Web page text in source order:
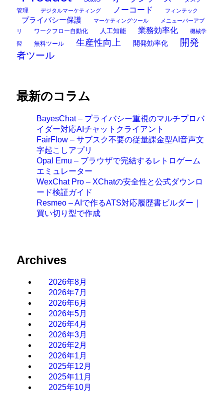
管理
デジタルマーケティング ノーコード フィンテック
プライバシー保護 マーケティングツール
メニューバーアプ
リ
ワークフロー自動化 人工知能 業務効率化 機械学
習 無料ツール 生産性向上 開発効率化
開発
者ツール
最新のコラム
BayesChat – プライバシー重視のマルチプロバ
イダー対応AIチャットクライアント
FairFlow – サブスク不要の従量課金型AI音声文
字起こしアプリ
Opal Emu – ブラウザで完結するレトロゲーム
エミュレーター
WexChat Pro – XChatの安全性と公式ダウンロ
ード検証ガイド
Resmeo – AIで作るATS対応履歴書ビルダー｜
買い切り型で作成
Archives
2026年8月
2026年7月
2026年6月
2026年5月
2026年4月
2026年3月
2026年2月
2026年1月
2025年12月
2025年11月
2025年10月